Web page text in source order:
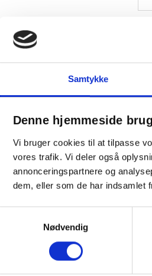
Samtykke
Denne hjemmeside
Vi bruger cookies til at tilpasse
vores trafik. Vi deler også
annonceringspartnere og
dem, eller som de har indsamlet
Nødvendig